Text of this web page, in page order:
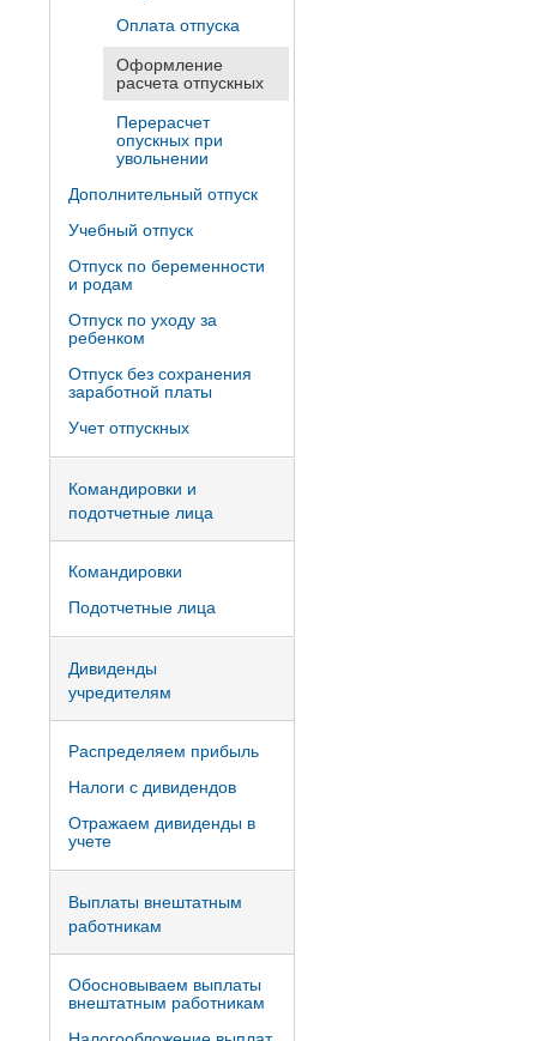
Оплата отпуска
Оформление
расчета отпускных
Перерасчет
опускных при
увольнении
Дополнительный отпуск
Учебный отпуск
Отпуск по беременности
и родам
Отпуск по уходу за
ребенком
Отпуск без сохранения
заработной платы
Учет отпускных
Командировки и
подотчетные лица
Командировки
Подотчетные лица
Дивиденды
учредителям
Распределяем прибыль
Налоги с дивидендов
Отражаем дивиденды в
учете
Выплаты внештатным
работникам
Обосновываем выплаты
внештатным работникам